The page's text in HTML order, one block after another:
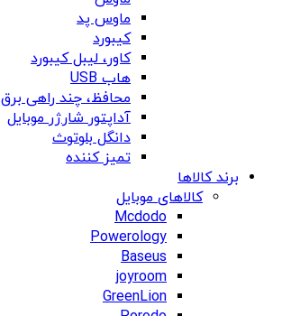
ماوس پد
کیبورد
کاور، لیبل کیبورد
هاب USB
محافظ، چند راهی برق
آداپتور شارژر موبایل
دانگل بلوتوث
تمیز کننده
برند کالاها
کالاهای موبایل
Mcdodo
Powerology
Baseus
joyroom
GreenLion